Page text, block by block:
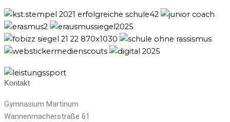
Kontakt
Gymnasium Martinum
Wannenmacherstraße 61